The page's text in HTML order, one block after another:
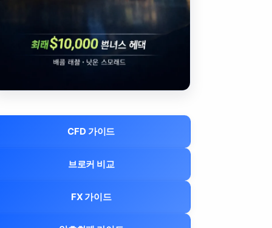
CFD 가이드
브로커 비교
FX 가이드